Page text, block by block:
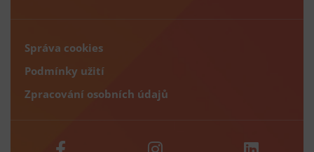
Správa cookies
Podmínky užití
Zpracování osobních údajů